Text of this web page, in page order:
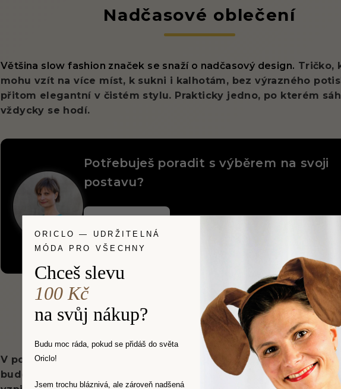
Nadčasové oblečení
Většina slow fashion značek se snaží o nadčasový design. Tričko,
mohu vzít na více míst, k sukni i kalhotám, bez výrazného
přitom elegantní v čistém stylu. Prakticky jedno, po kterém
vždycky se hodí.
Potřebuješ poradit s výběrem na svoji
postavu?
České slow fashion obchody
V poslední době vzniká stále více lidí, které zajímá
budoucnosti textilního průmyslu. Mají ho často jakoživotní styl
ORICLO — UDRŽITELNÁ
MÓDA PRO VŠECHNY
Chceš slevu
100 Kč
na svůj nákup?
Budu moc ráda, pokud se přidáš do světa
Oriclo!
Jsem trochu bláznivá, ale zároveň nadšená